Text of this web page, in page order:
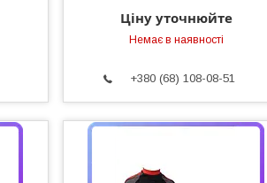
Ціну уточнюйте
Немає в наявності
+380 (68) 108-08-51